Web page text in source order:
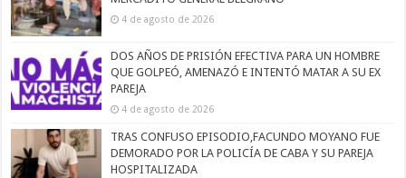
4 de agosto de 2026
DOS AÑOS DE PRISIÓN EFECTIVA PARA UN HOMBRE
QUE GOLPEÓ, AMENAZÓ E INTENTÓ MATAR A SU EX
PAREJA
4 de agosto de 2026
TRAS CONFUSO EPISODIO,FACUNDO MOYANO FUE
DEMORADO POR LA POLICÍA DE CABA Y SU PAREJA
HOSPITALIZADA